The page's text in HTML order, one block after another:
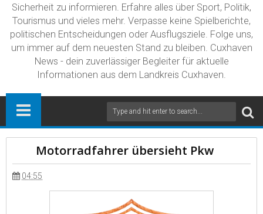
Sicherheit zu informieren. Erfahre alles über Sport, Politik,
Tourismus und vieles mehr. Verpasse keine Spielberichte,
politischen Entscheidungen oder Ausflugsziele. Folge uns,
um immer auf dem neuesten Stand zu bleiben. Cuxhaven
News - dein zuverlässiger Begleiter für aktuelle
Informationen aus dem Landkreis Cuxhaven.
Motorradfahrer übersieht Pkw
04:55